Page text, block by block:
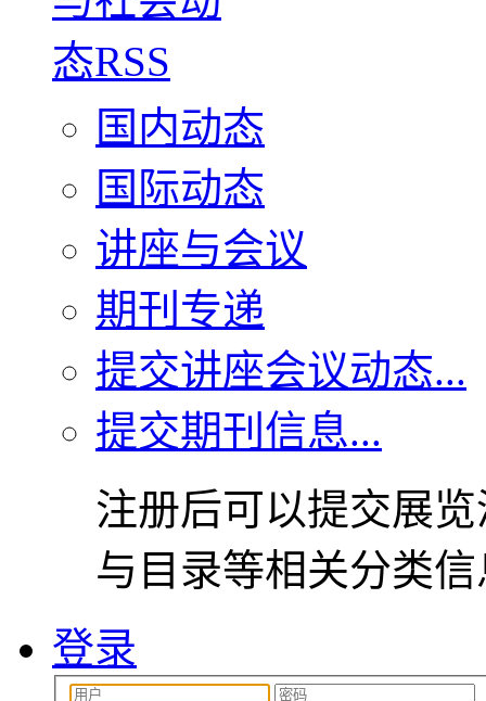
国内动态
国际动态
讲座与会议
期刊专递
提交讲座会议动态...
提交期刊信息...
注册后可以提交展
与目录等相关分类
登录